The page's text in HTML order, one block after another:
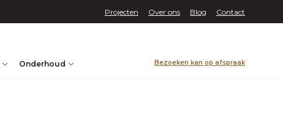
Projecten Over ons Blog Contact
Onderhoud Bezoeken kan op afspraak